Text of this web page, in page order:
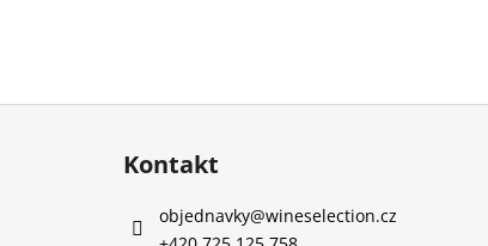
Z
Kontakt
objednavky@wineselection.cz